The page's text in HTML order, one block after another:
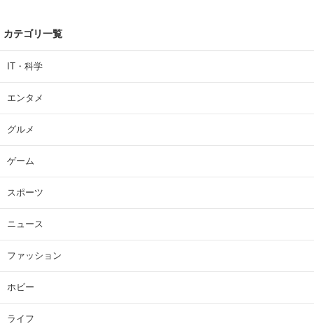
カテゴリ一覧
IT・科学
エンタメ
グルメ
ゲーム
スポーツ
ニュース
ファッション
ホビー
ライフ